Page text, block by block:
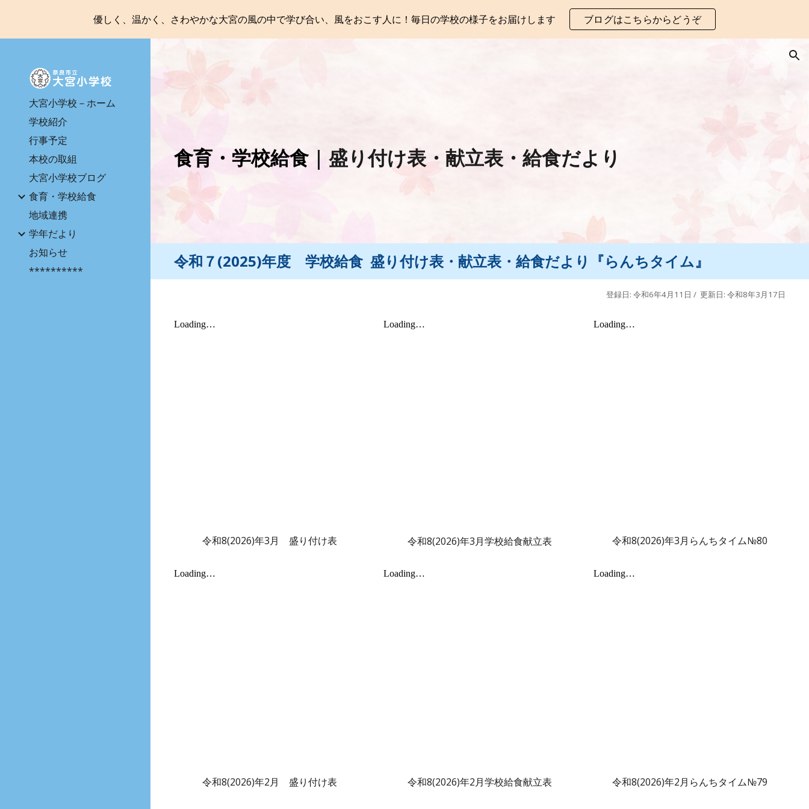
Skip to main content Skip to navigation
優しく、温かく、さわやかな大宮の風の中で学び合い、風をおこす人に！毎日の学校の様子をお届けします ブログはこちらからどうぞ
大宮小学校－ホーム
学校紹介
行事予定
本校の取組
大宮小学校ブログ
食育・学校給食
地域連携
学年だより
お知らせ
**********
食育・学校給食 | 盛り付け表・献立表・給食だより
令和７(2025)年度 学校給食 盛り付け表・献立表・給食だより『らんちタイム』
登録日: 令和6年4月11日 / 更新日: 令和8年3月 17日
令和8(2026)年3月 盛り付け表 令和8(2026)年3月学校給食献立表 令和8(2026)年3月らんちタイム№80
令和8(2026)年2月 盛り付け表 令和8(2026)年2月学校給食献立表 令和8(2026)年2月らんちタイム№79